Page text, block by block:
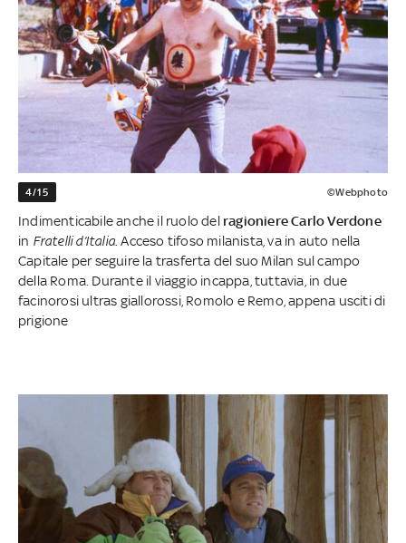
4/15 ©Webphoto
Indimenticabile anche il ruolo del ragioniere Carlo Verdone
in Fratelli d’Italia . Acceso tifoso milanista, va in auto nella
Capitale per seguire la trasferta del suo Milan sul campo
della Roma. Durante il viaggio incappa, tuttavia, in due
facinorosi ultras giallorossi, Romolo e Remo, appena usciti di
prigione